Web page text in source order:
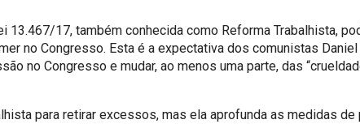
17, também conhecida como Reforma Trabalhista,
no Congresso. Esta é a expectativa dos comunistas
no Congresso e mudar, ao menos uma parte, das
para retirar excessos, mas ela aprofunda as medidas